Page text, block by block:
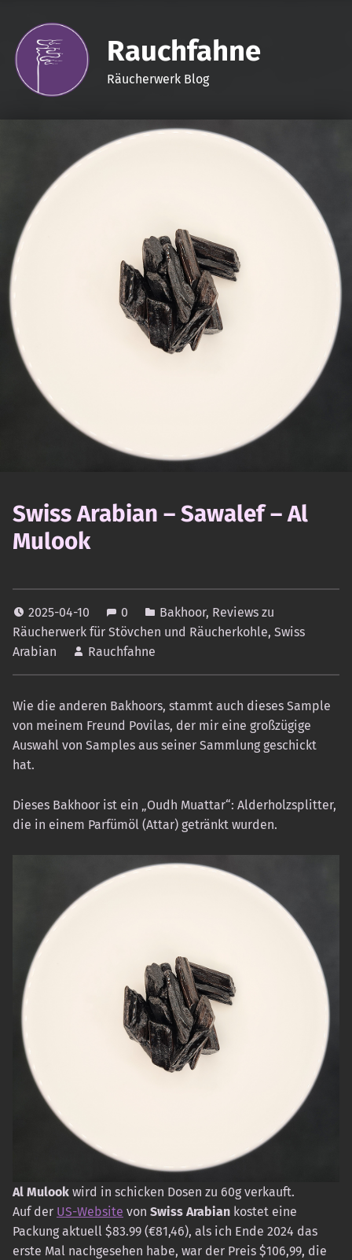
Rauchfahne
Räucherwerk Blog
Swiss Arabian – Sawalef – Al
Mulook
2025-04-10 0 Bakhoor, Reviews zu
Räucherwerk für Stövchen und Räucherkohle, Swiss
Arabian
Rauchfahne
Wie die anderen Bakhoors, stammt auch dieses Sample
von meinem Freund Povilas, der mir eine großzügige
Auswahl von Samples aus seiner Sammlung geschickt
hat.
Dieses Bakhoor ist ein „Oudh Muattar“: Alderholzsplitter,
die in einem Parfümöl (Attar) getränkt wurden.
Al Mulook wird in schicken Dosen zu 60g verkauft.
Auf der US-Website von Swiss Arabian kostet eine
Packung aktuell $83.99 (€81,46), als ich Ende 2024 das
erste Mal nachgesehen habe, war der Preis $106,99, die